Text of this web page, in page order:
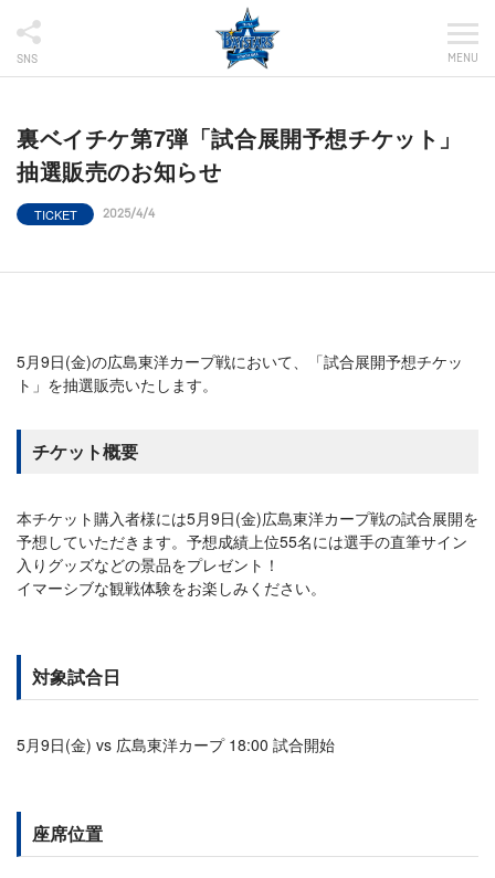
SNS MENU
裏ベイチケ第7弾「試合展開予想チケット」
抽選販売のお知らせ
TICKET 2025/4/4
5月9日(金)の広島東洋カープ戦において、「試合展開予想チケッ
ト」を抽選販売いたします。
チケット概要
本チケット購入者様には5月9日(金)広島東洋カープ戦の試合展開を
予想していただきます。予想成績上位55名には選手の直筆サイン
入りグッズなどの景品をプレゼント！
イマーシブな観戦体験をお楽しみください。
対象試合日
5月9日(金) vs 広島東洋カープ 18:00 試合開始
座席位置